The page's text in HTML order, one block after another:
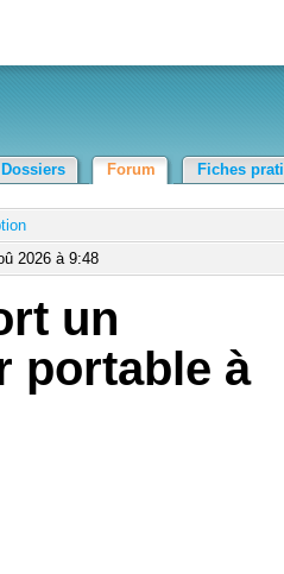
Dossiers Forum Fiches
2026 à 9:48
un
portable à